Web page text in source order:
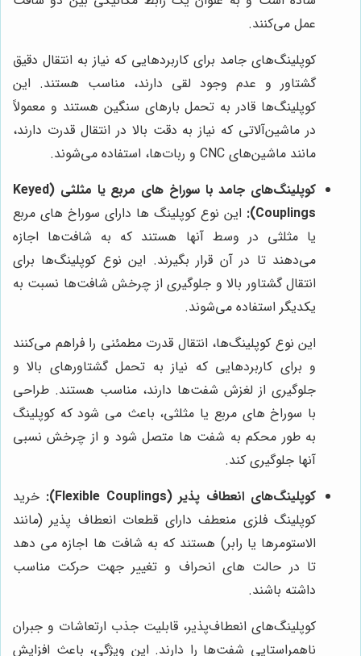
عمل می‌کنند.
کوپلینگ‌های جامد برای کاربردهایی که نیاز به انتقال دقیق
گشتاور و عدم وجود لقی دارند، مناسب هستند. این
کوپلینگ‌ها قادر به تحمل بارهای سنگین هستند و معمولاً
در ماشین‌آلاتی که نیاز به دقت بالا در انتقال قدرت دارند،
مانند ماشین‌های CNC و ربات‌ها، استفاده می‌شوند.
کوپلینگ‌های جامد با سوراخ ‌های مربع یا مثلثی (Keyed
Couplings):
این نوع کوپلینگ ‌ها دارای سوراخ‌ های مربع
یا مثلثی در وسط آنها هستند که به شافت‌ها اجازه
می‌دهند تا در آن قرار بگیرند. این نوع کوپلینگ‌ها برای
انتقال گشتاور بالا و جلوگیری از چرخش شافت‌ها نسبت به
یکدیگر استفاده می‌شوند.
این نوع کوپلینگ‌ها، انتقال قدرت مطمئنی را فراهم می‌کنند
و برای کاربردهایی که نیاز به تحمل گشتاورهای بالا و
جلوگیری از لغزش شفت‌ها دارند، مناسب هستند. طراحی
با سوراخ های مربع یا مثلثی، باعث می شود که کوپلینگ
به طور محکم به شفت ها متصل شود و از چرخش نسبی
آنها جلوگیری کند.
کوپلینگ‌های انعطاف پذیر (Flexible Couplings):
خرید
کوپلینگ‌ فلزی منعطف دارای قطعات انعطاف پذیر (مانند
الاستومرها یا رابر) هستند که به شافت ‌ها اجازه می ‌دهد
تا در حالت‌ های انحراف و تغییر جهت حرکت مناسب
داشته باشند.
کوپلینگ‌های انعطاف‌پذیر، قابلیت جذب ارتعاشات و جبران
ناهمراستایی شفت‌ها را دارند. این ویژگی، باعث افزایش